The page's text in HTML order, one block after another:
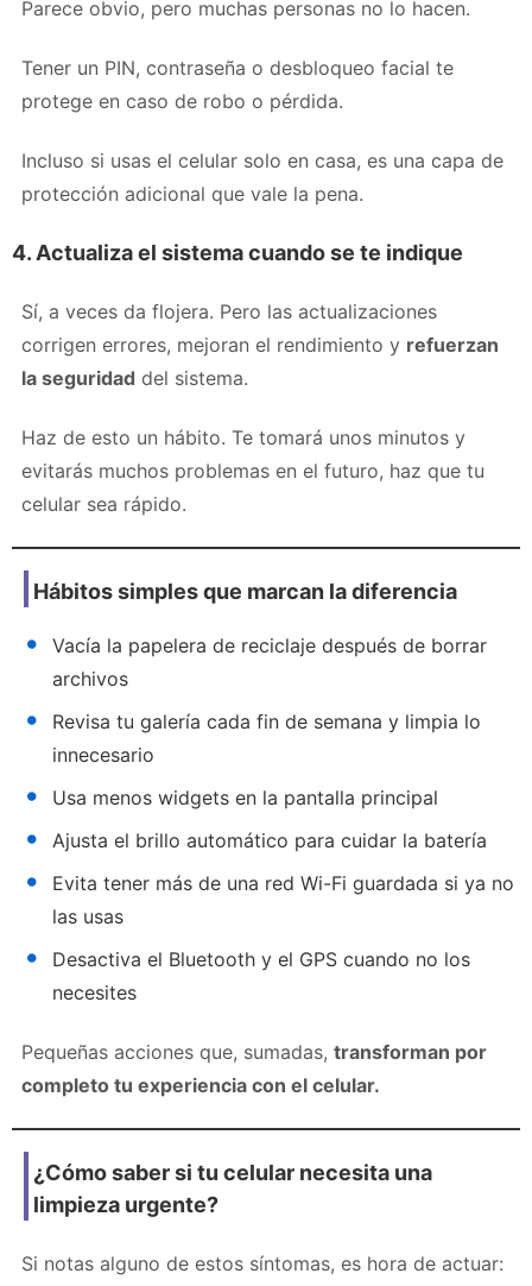
Parece obvio, pero muchas personas no lo hacen.
Tener un PIN, contraseña o desbloqueo facial te
protege en caso de robo o pérdida.
Incluso si usas el celular solo en casa, es una capa de
protección adicional que vale la pena.
4. Actualiza el sistema cuando se te indique
Sí, a veces da flojera. Pero las actualizaciones
corrigen errores, mejoran el rendimiento y refuerzan
la seguridad del sistema.
Haz de esto un hábito. Te tomará unos minutos y
evitarás muchos problemas en el futuro, haz que tu
celular sea rápido.
Hábitos simples que marcan la diferencia
Vacía la papelera de reciclaje después de borrar
archivos
Revisa tu galería cada fin de semana y limpia lo
innecesario
Usa menos widgets en la pantalla principal
Ajusta el brillo automático para cuidar la batería
Evita tener más de una red Wi-Fi guardada si ya no
las usas
Desactiva el Bluetooth y el GPS cuando no los
necesites
Pequeñas acciones que, sumadas, transforman por
completo tu experiencia con el celular.
¿Cómo saber si tu celular necesita una
limpieza urgente?
Si notas alguno de estos síntomas, es hora de actuar: